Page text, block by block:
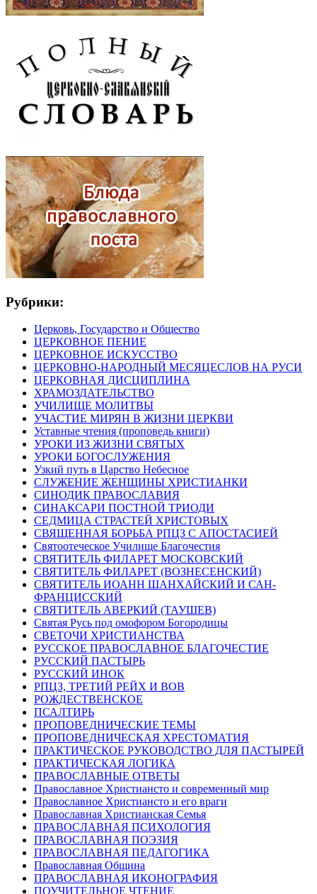
Рубрики:
Церковь, Государство и Общество
ЦЕРКОВНОЕ ПЕНИЕ
ЦЕРКОВНОЕ ИСКУССТВО
ЦЕРКОВНО-НАРОДНЫЙ МЕСЯЦЕСЛОВ НА РУСИ
ЦЕРКОВНАЯ ДИСЦИПЛИНА
ХРАМОЗДАТЕЛЬСТВО
УЧИЛИЩЕ МОЛИТВЫ
УЧАСТИЕ МИРЯН В ЖИЗНИ ЦЕРКВИ
Уставные чтения (проповедь книги)
УРОКИ ИЗ ЖИЗНИ СВЯТЫХ
УРОКИ БОГОСЛУЖЕНИЯ
Узкий путь в Царство Небесное
СЛУЖЕНИЕ ЖЕНЩИНЫ ХРИСТИАНКИ
СИНОДИК ПРАВОСЛАВИЯ
СИНАКСАРИ ПОСТНОЙ ТРИОДИ
СЕДМИЦА СТРАСТЕЙ ХРИСТОВЫХ
СВЯЩЕННАЯ БОРЬБА РПЦЗ С АПОСТАСИЕЙ
Святоотеческое Училище Благочестия
СВЯТИТЕЛЬ ФИЛАРЕТ МОСКОВСКИЙ
СВЯТИТЕЛЬ ФИЛАРЕТ (ВОЗНЕСЕНСКИЙ)
СВЯТИТЕЛЬ ИОАНН ШАНХАЙСКИЙ И САН-
ФРАНЦИССКИЙ
СВЯТИТЕЛЬ АВЕРКИЙ (ТАУШЕВ)
Святая Русь под омофором Богородицы
СВЕТОЧИ ХРИСТИАНСТВА
РУССКОЕ ПРАВОСЛАВНОЕ БЛАГОЧЕСТИЕ
РУССКИЙ ПАСТЫРЬ
РУССКИЙ ИНОК
РПЦЗ, ТРЕТИЙ РЕЙХ И ВОВ
РОЖДЕСТВЕНСКОЕ
ПСАЛТИРЬ
ПРОПОВЕДНИЧЕСКИЕ ТЕМЫ
ПРОПОВЕДНИЧЕСКАЯ ХРЕСТОМАТИЯ
ПРАКТИЧЕСКОЕ РУКОВОДСТВО ДЛЯ ПАСТЫРЕЙ
ПРАКТИЧЕСКАЯ ЛОГИКА
ПРАВОСЛАВНЫЕ ОТВЕТЫ
Православное Христиансто и современный мир
Православное Христиансто и его враги
Православная Христианская Семья
ПРАВОСЛАВНАЯ ПСИХОЛОГИЯ
ПРАВОСЛАВНАЯ ПОЭЗИЯ
ПРАВОСЛАВНАЯ ПЕДАГОГИКА
Православная Община
ПРАВОСЛАВНАЯ ИКОНОГРАФИЯ
ПОУЧИТЕЛЬНОЕ ЧТЕНИЕ